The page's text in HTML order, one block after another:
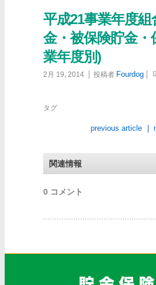
平成21事業年度組
金・被保険貯金・
業年度別)
2月 19, 2014 投稿者 Fourdog
タグ
previous article
関連情報
0 コメント